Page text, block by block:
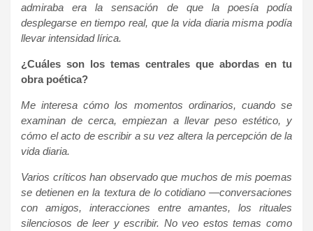
admiraba era la sensación de que la poesía podía
desplegarse en tiempo real, que la vida diaria misma podía
llevar intensidad lírica.
¿Cuáles son los temas centrales que abordas en tu
obra poética?
Me interesa cómo los momentos ordinarios, cuando se
examinan de cerca, empiezan a llevar peso estético, y
cómo el acto de escribir a su vez altera la percepción de la
vida diaria.
Varios críticos han observado que muchos de mis poemas
se detienen en la textura de lo cotidiano —conversaciones
con amigos, interacciones entre amantes, los rituales
silenciosos de leer y escribir. No veo estos temas como